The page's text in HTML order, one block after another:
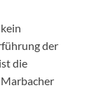
der
die